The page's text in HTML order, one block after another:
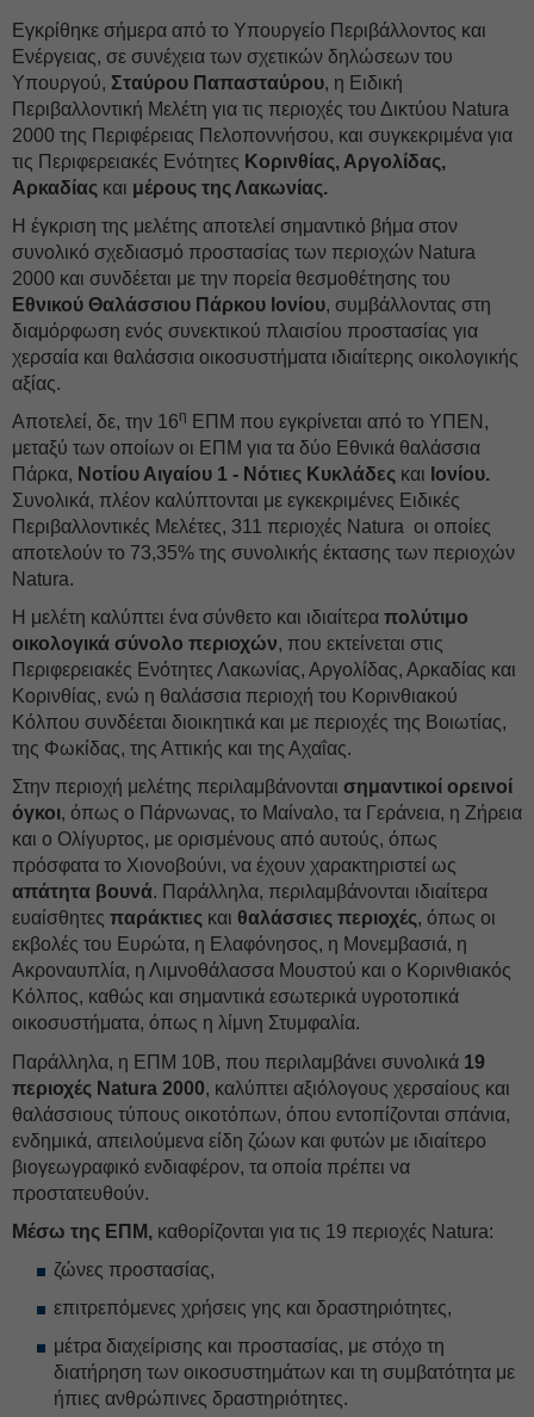
Εγκρίθηκε σήμερα από το Υπουργείο Περιβάλλοντος και
Ενέργειας, σε συνέχεια των σχετικών δηλώσεων του
Υπουργού, Σταύρου Παπασταύρου, η Ειδική
Περιβαλλοντική Μελέτη για τις περιοχές του Δικτύου Natura
2000 της Περιφέρειας Πελοποννήσου, και συγκεκριμένα για
τις Περιφερειακές Ενότητες Κορινθίας, Αργολίδας,
Αρκαδίας και μέρους της Λακωνίας.
Η έγκριση της μελέτης αποτελεί σημαντικό βήμα στον
συνολικό σχεδιασμό προστασίας των περιοχών Natura
2000 και συνδέεται με την πορεία θεσμοθέτησης του
Εθνικού Θαλάσσιου Πάρκου Ιονίου, συμβάλλοντας στη
διαμόρφωση ενός συνεκτικού πλαισίου προστασίας για
χερσαία και θαλάσσια οικοσυστήματα ιδιαίτερης οικολογικής
αξίας.
Αποτελεί, δε, την 16η ΕΠΜ που εγκρίνεται από το ΥΠΕΝ,
μεταξύ των οποίων οι ΕΠΜ για τα δύο Εθνικά θαλάσσια
Πάρκα, Νοτίου Αιγαίου 1 - Νότιες Κυκλάδες και Ιονίου.
Συνολικά, πλέον καλύπτονται με εγκεκριμένες Ειδικές
Περιβαλλοντικές Μελέτες, 311 περιοχές Natura οι οποίες
αποτελούν το 73,35% της συνολικής έκτασης των περιοχών
Natura.
Η μελέτη καλύπτει ένα σύνθετο και ιδιαίτερα πολύτιμο
οικολογικά σύνολο περιοχών, που εκτείνεται στις
Περιφερειακές Ενότητες Λακωνίας, Αργολίδας, Αρκαδίας και
Κορινθίας, ενώ η θαλάσσια περιοχή του Κορινθιακού
Κόλπου συνδέεται διοικητικά και με περιοχές της Βοιωτίας,
της Φωκίδας, της Αττικής και της Αχαΐας.
Στην περιοχή μελέτης περιλαμβάνονται σημαντικοί ορεινοί
όγκοι, όπως ο Πάρνωνας, το Μαίναλο, τα Γεράνεια, η Ζήρεια
και ο Ολίγυρτος, με ορισμένους από αυτούς, όπως
πρόσφατα το Χιονοβούνι, να έχουν χαρακτηριστεί ως
απάτητα βουνά. Παράλληλα, περιλαμβάνονται ιδιαίτερα
ευαίσθητες παράκτιες και θαλάσσιες περιοχές, όπως οι
εκβολές του Ευρώτα, η Ελαφόνησος, η Μονεμβασιά, η
Ακροναυπλία, η Λιμνοθάλασσα Μουστού και ο Κορινθιακός
Κόλπος, καθώς και σημαντικά εσωτερικά υγροτοπικά
οικοσυστήματα, όπως η λίμνη Στυμφαλία.
Παράλληλα, η ΕΠΜ 10Β, που περιλαμβάνει συνολικά 19
περιοχές Natura 2000, καλύπτει αξιόλογους χερσαίους και
θαλάσσιους τύπους οικοτόπων, όπου εντοπίζονται σπάνια,
ενδημικά, απειλούμενα είδη ζώων και φυτών με ιδιαίτερο
βιογεωγραφικό ενδιαφέρον, τα οποία πρέπει να
προστατευθούν.
Μέσω της ΕΠΜ, καθορίζονται για τις 19 περιοχές Natura:
ζώνες προστασίας,
επιτρεπόμενες χρήσεις γης και δραστηριότητες,
μέτρα διαχείρισης και προστασίας, με στόχο τη
διατήρηση των οικοσυστημάτων και τη συμβατότητα με
ήπιες ανθρώπινες δραστηριότητες.